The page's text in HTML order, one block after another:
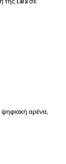
ψηφιακή αρένα,